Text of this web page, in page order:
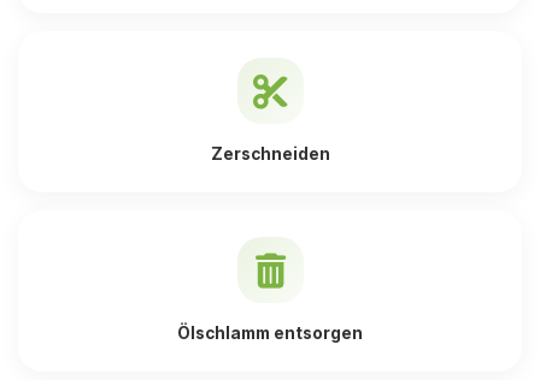
Zerschneiden
Ölschlamm entsorgen